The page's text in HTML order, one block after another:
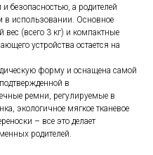
безопасностью, а родителей
в использовании. Основное
(всего 3 кг) и компактные
устройства остается на
форму и оснащена самой
в
ремни, регулируемые в
экологичное мягкое тканевое
– все это делает
родителей.